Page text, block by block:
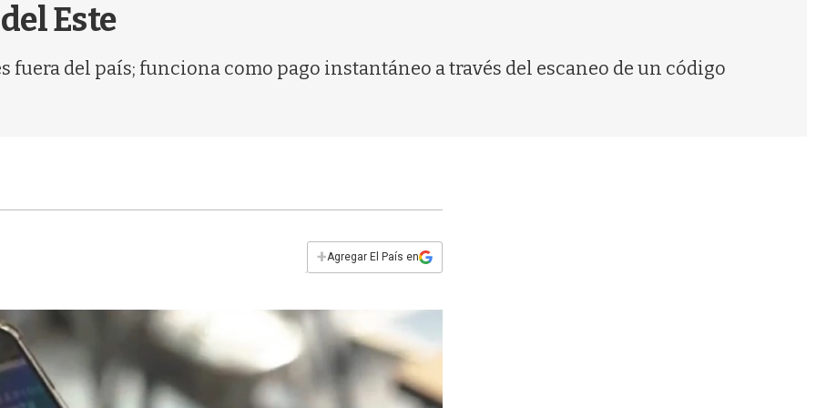
Este
fuera del país; funciona como pago instantáneo a través del escaneo de un código
+Agregar El País en